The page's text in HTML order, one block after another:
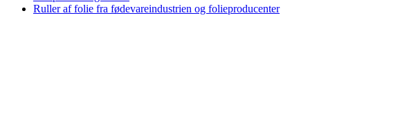
Ruller af folie fra fødevareindustrien og folieproducenter